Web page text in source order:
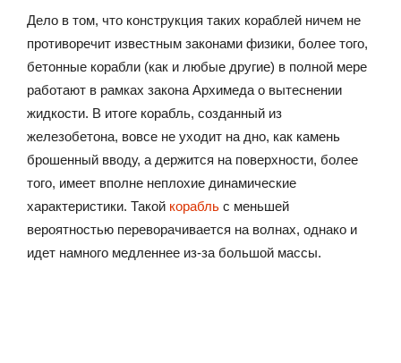
Дело в том, что конструкция таких кораблей ничем не
противоречит известным законами физики, более того,
бетонные корабли (как и любые другие) в полной мере
работают в рамках закона Архимеда о вытеснении
жидкости. В итоге корабль, созданный из
железобетона, вовсе не уходит на дно, как камень
брошенный вводу, а держится на поверхности, более
того, имеет вполне неплохие динамические
характеристики. Такой корабль с меньшей
вероятностью переворачивается на волнах, однако и
идет намного медленнее из-за большой массы.